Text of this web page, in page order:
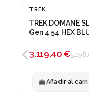
TREK
TREK DOMANE
Gen 4 54 HEX
3.119,40 €
Añadir al